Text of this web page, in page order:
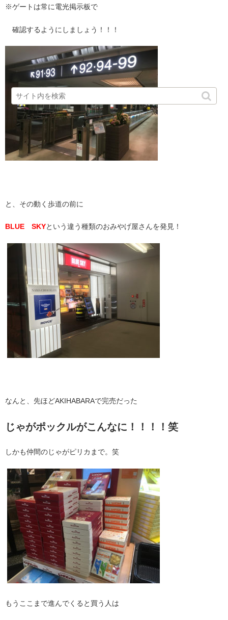
※ゲートは常に電光掲示板で
確認するようにしましょう！！！
と、その動く歩道の前に
BLUE SKYという違う種類のおみやげ屋さんを発見！
なんと、先ほどAKIHABARAで完売だった
じゃがポックルがこんなに！！！！笑
しかも仲間のじゃがピリカまで。笑
もうここまで進んでくると買う人は